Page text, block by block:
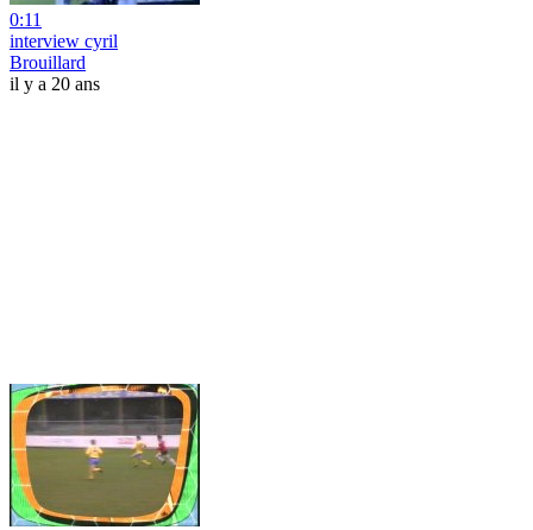
0:11
interview cyril
Brouillard
il y a 20 ans